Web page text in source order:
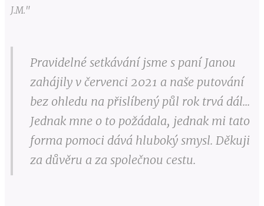
J.M."
Pravidelné setkávání jsme s paní Janou
zahájily v červenci 2021 a naše putování
bez ohledu na přislíbený půl rok trvá dál...
Jednak mne o to požádala, jednak mi tato
forma pomoci dává hluboký smysl. Děkuji
za důvěru a za společnou cestu.